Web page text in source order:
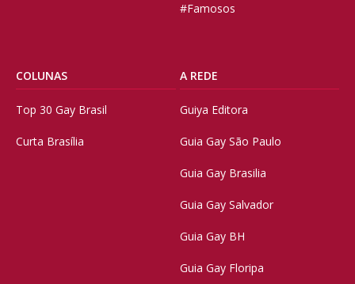
#Famosos
COLUNAS
Top 30 Gay Brasil
Curta Brasília
A REDE
Guiya Editora
Guia Gay São Paulo
Guia Gay Brasilia
Guia Gay Salvador
Guia Gay BH
Guia Gay Floripa